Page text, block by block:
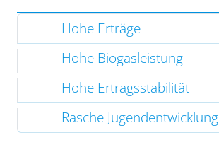
Hohe Erträge
Hohe Biogasleistung
Hohe Ertragsstabilität
Rasche Jugendentwicklung